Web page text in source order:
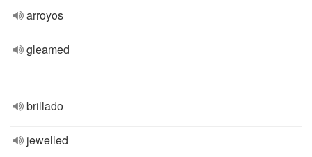
arroyos
gleamed
brillado
jewelled